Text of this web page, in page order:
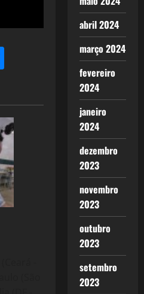
abril 2024
março 2024
fevereiro
2024
janeiro
2024
dezembro
2023
novembro
2023
outubro
2023
setembro
2023